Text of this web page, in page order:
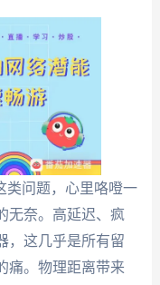
类问题，心里咯噔一
无奈。高延迟、疯
，这几乎是所有留
痛。物理距离带来